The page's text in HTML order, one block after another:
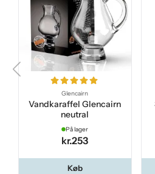
Glencairn
Vandkaraffel Glencairn
neutral
På lager
kr.253
Køb